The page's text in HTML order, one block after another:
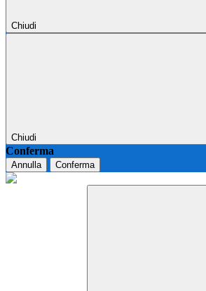
Chiudi
Chiudi
Conferma
Annulla Conferma